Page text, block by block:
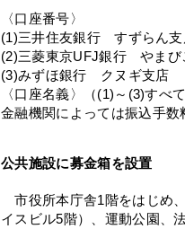
〈口座番号〉
(1)三井住友銀行 すずら
(2)三菱東京UFJ銀行 やま
(3)みずほ銀行 クヌギ
〈口座名義〉（(1)～(3)すべ
金融機関によっては振込手数
公共施設に募金箱を設置
市役所本庁舎1階をはじめ
イスビル5階）、運動公園、